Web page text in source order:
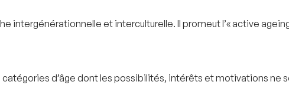
intergénérationnelle et interculturelle. Il promeut l’« active
catégories d’âge dont les possibilités, intérêts et motivations